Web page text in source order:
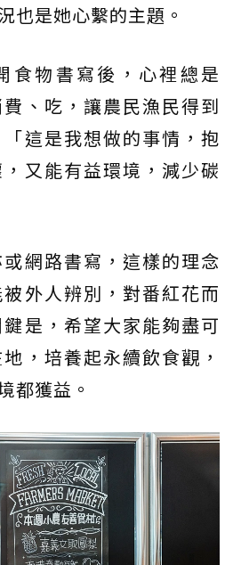
也是她心繫的主題。
食物書寫後，心裡總是
、吃，讓農民漁民得到
這是我想做的事情，抱
又能有益環境，減少碳
網路書寫，這樣的理念
外人辨別，對番紅花而
是，希望大家能夠盡可
，培養起永續飲食觀，
都獲益。